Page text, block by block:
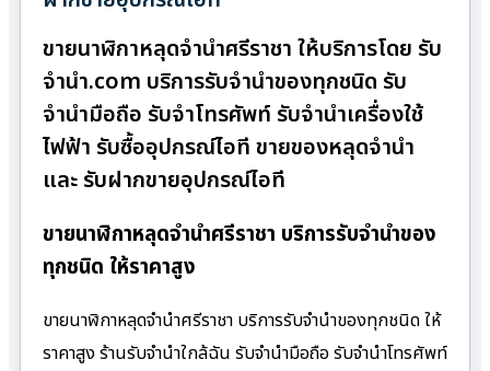
ขายนาฬิกาหลุดจำนำศรีราชา ให้บริการโดย รับ
จํานํา.com บริการรับจำนำของทุกชนิด รับ
จำนำมือถือ รับจำโทรศัพท์ รับจำนำเครื่องใช้
ไฟฟ้า รับซื้ออุปกรณ์ไอที ขายของหลุดจำนำ
และ รับฝากขายอุปกรณ์ไอที
ขายนาฬิกาหลุดจำนำศรีราชา บริการรับจำนำของ
ทุกชนิด ให้ราคาสูง
ขายนาฬิกาหลุดจำนำศรีราชา บริการรับจำนำของทุกชนิด ให้
ราคาสูง ร้านรับจํานําใกล้ฉัน รับจำนำมือถือ รับจำนำโทรศัพท์